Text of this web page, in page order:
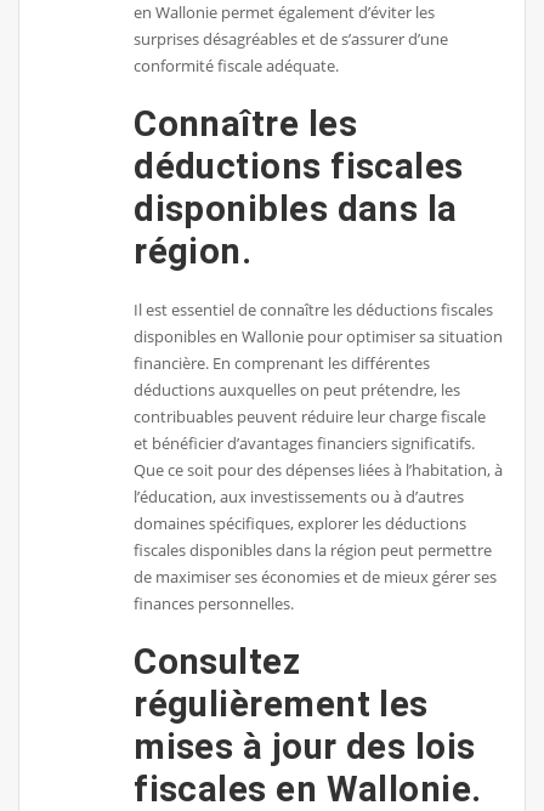
en Wallonie permet également d’éviter les
surprises désagréables et de s’assurer d’une
conformité fiscale adéquate.
Connaître les
déductions fiscales
disponibles dans la
région.
Il est essentiel de connaître les déductions fiscales
disponibles en Wallonie pour optimiser sa situation
financière. En comprenant les différentes
déductions auxquelles on peut prétendre, les
contribuables peuvent réduire leur charge fiscale
et bénéficier d’avantages financiers significatifs.
Que ce soit pour des dépenses liées à l’habitation, à
l’éducation, aux investissements ou à d’autres
domaines spécifiques, explorer les déductions
fiscales disponibles dans la région peut permettre
de maximiser ses économies et de mieux gérer ses
finances personnelles.
Consultez
régulièrement les
mises à jour des lois
fiscales en Wallonie.